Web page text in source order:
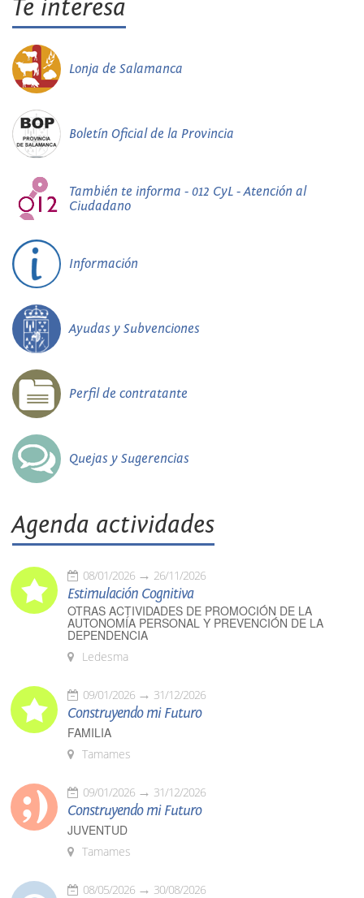
Te interesa
Lonja de Salamanca
Boletín Oficial de la Provincia
También te informa - 012 CyL - Atención al
Ciudadano
Información
Ayudas y Subvenciones
Perfil de contratante
Quejas y Sugerencias
Agenda actividades
08/01/2026 26/11/2026
Estimulación Cognitiva
OTRAS ACTIVIDADES DE PROMOCIÓN DE LA
AUTONOMÍA PERSONAL Y PREVENCIÓN DE LA
DEPENDENCIA
Ledesma
09/01/2026 31/12/2026
Construyendo mi Futuro
FAMILIA
Tamames
09/01/2026 31/12/2026
Construyendo mi Futuro
JUVENTUD
Tamames
08/05/2026 30/08/2026